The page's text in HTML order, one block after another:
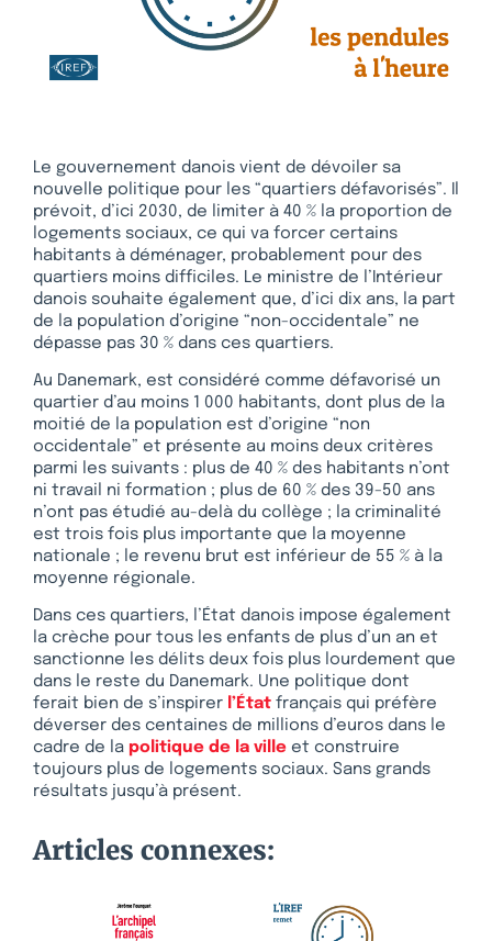
Le gouvernement danois vient de dévoiler sa
nouvelle politique pour les “quartiers défavorisés”. Il
prévoit, d’ici 2030, de limiter à 40 % la proportion de
logements sociaux, ce qui va forcer certains
habitants à déménager, probablement pour des
quartiers moins difficiles. Le ministre de l’Intérieur
danois souhaite également que, d’ici dix ans, la part
de la population d’origine “non-occidentale” ne
dépasse pas 30 % dans ces quartiers.
Au Danemark, est considéré comme défavorisé un
quartier d’au moins 1 000 habitants, dont plus de la
moitié de la population est d’origine “non
occidentale” et présente au moins deux critères
parmi les suivants : plus de 40 % des habitants n’ont
ni travail ni formation ; plus de 60 % des 39-50 ans
n’ont pas étudié au-delà du collège ; la criminalité
est trois fois plus importante que la moyenne
nationale ; le revenu brut est inférieur de 55 % à la
moyenne régionale.
Dans ces quartiers, l’État danois impose également
la crèche pour tous les enfants de plus d’un an et
sanctionne les délits deux fois plus lourdement que
dans le reste du Danemark. Une politique dont
ferait bien de s’inspirer l’État français qui préfère
déverser des centaines de millions d’euros dans le
cadre de la politique de la ville et construire
toujours plus de logements sociaux. Sans grands
résultats jusqu’à présent.
Articles connexes: